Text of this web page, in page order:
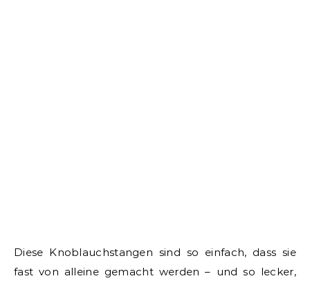
Diese Knoblauchstangen sind so einfach, dass sie
fast von alleine gemacht werden – und so lecker,